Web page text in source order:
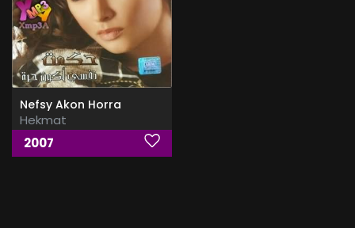
Nefsy Akon Horra
Hekmat
2007